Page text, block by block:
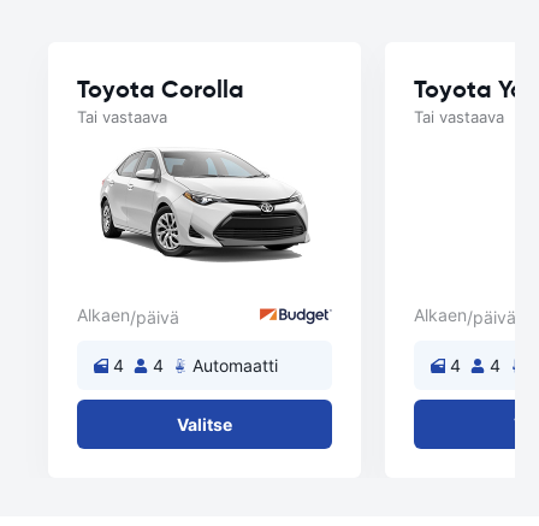
Toyota Corolla
Tai vastaava
Alkaen/päivä
4 4 Automaatti
Valitse
Toyota
Tai vastaava
Alkaen/päivä
4 4